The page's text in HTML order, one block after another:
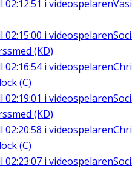
02:12:51 i videospelaren
02:15:00 i videospelaren
(KD)
02:16:54i videospelaren
(C)
02:19:01 i videospelaren
(KD)
02:20:58 i videospelaren
(C)
02:23:07 i videospelaren